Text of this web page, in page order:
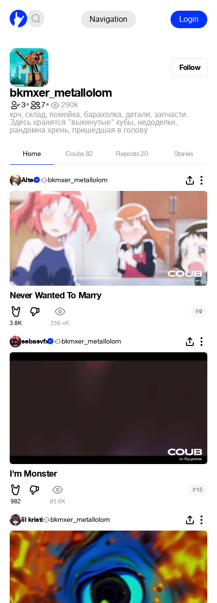
Navigation Login
Follow
bkmxer_metallolom
3• 7•
290k
крч, склад, помойка, барахолка, детали, запчасти.
Здесь хранятся "выкинутые" кубы, недоделки,
рандомна хрень, пришедшая в голову
Home Coubs82 Reposts20 Stories
Alter bkmxer_metallolom
Never Wanted To Marry
3.8K 256.4K
#9
sebasvfx bkmxer_metallolom
I'm Monster
982 85.6K
#13
lil kristi bkmxer_metallolom